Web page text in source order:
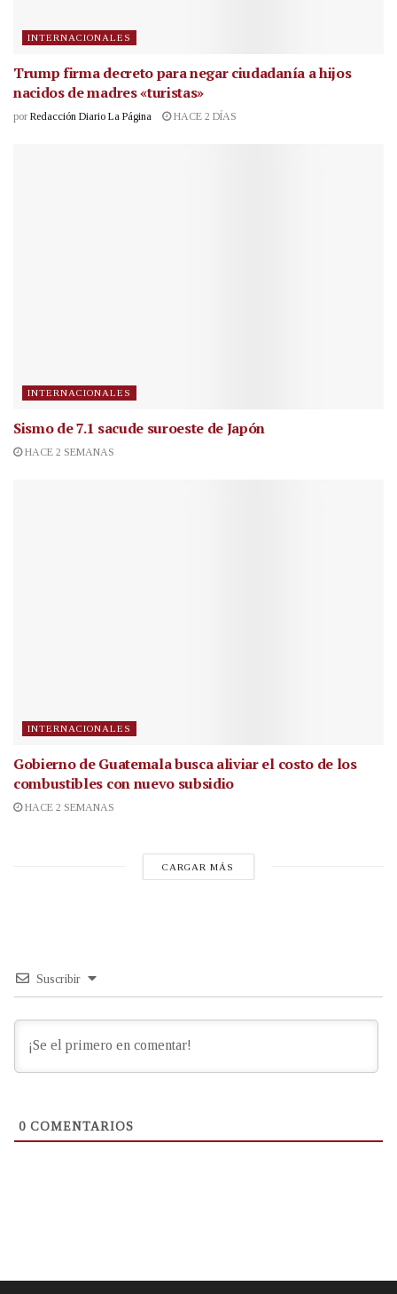
INTERNACIONALES
Trump firma decreto para negar ciudadanía a hijos
nacidos de madres «turistas»
por Redacción Diario La Página HACE 2 DÍAS
INTERNACIONALES
Sismo de 7.1 sacude suroeste de Japón
HACE 2 SEMANAS
INTERNACIONALES
Gobierno de Guatemala busca aliviar el costo de los
combustibles con nuevo subsidio
HACE 2 SEMANAS
CARGAR MÁS
Suscribir
0 COMENTARIOS